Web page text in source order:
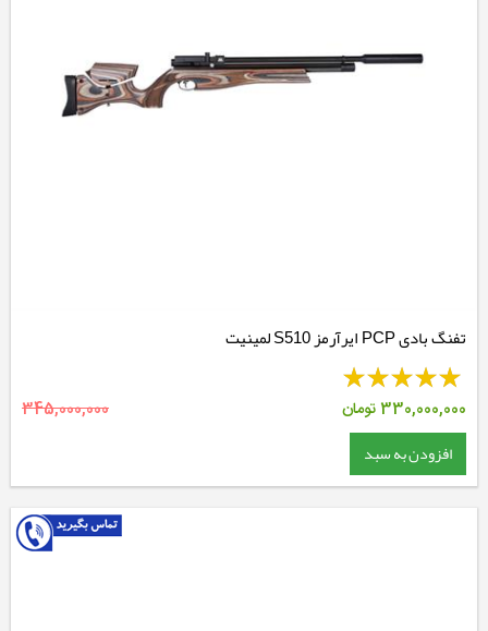
تفنگ بادی PCP ایرآرمز S510 لمینیت
330,000,000تومان 345,000,000
افزودن به سبد